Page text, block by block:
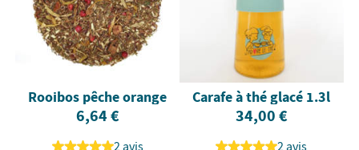
Rooibos pêche orange
6,64 €
Carafe à thé glacé 1.3l
34,00 €